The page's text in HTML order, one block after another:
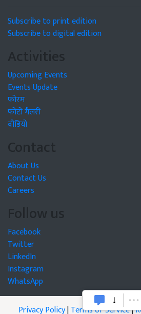
Subscribe to print edition
Subscribe to digital edition
Activities
Upcoming Events
Events Update
फोरम
फोटो गैलरी
वीडियो
Contact
About Us
Contact Us
Careers
Follow us
Facebook
Twitter
LinkedIn
Instagram
WhatsApp
Privacy Policy|Terms of Service|